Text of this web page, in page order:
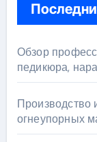
Обзор
педикюра,
Производство
огнеупорных